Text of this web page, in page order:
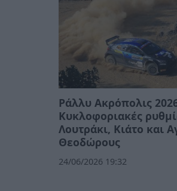
Ράλλυ Ακρόπολις
Κυκλοφοριακές
Λουτράκι, Κιάτο και
Θεοδώρους
24/06/2026 19:32